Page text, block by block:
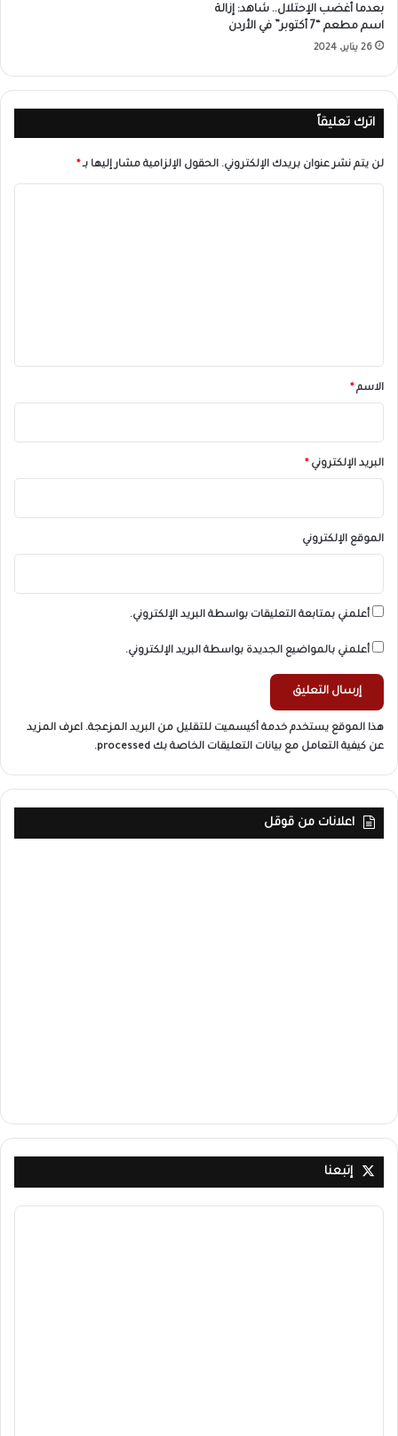
بعدما أغضب الإحتلال.. شاهد: إزالة
اسم مطعم “7 أكتوبر” في الأردن
26 يناير، 2024
اترك تعليقاً
لن يتم نشر عنوان بريدك الإلكتروني. الحقول الإلزامية مشار إليها بـ*
*الاسم*
البريد الإلكتروني*
الموقع الإلكتروني
أعلمني بمتابعة التعليقات بواسطة البريد الإلكتروني.
أعلمني بالمواضيع الجديدة بواسطة البريد الإلكتروني.
هذا الموقع يستخدم خدمة أكيسميت للتقليل من البريد المزعجة. اعرف المزيد
عن كيفية التعامل مع بيانات التعليقات الخاصة بك processed
.
اعلانات من قوقل
إتبعنا